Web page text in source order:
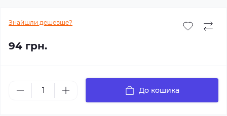
Знайшли дешевше?
94 грн.
До кошика